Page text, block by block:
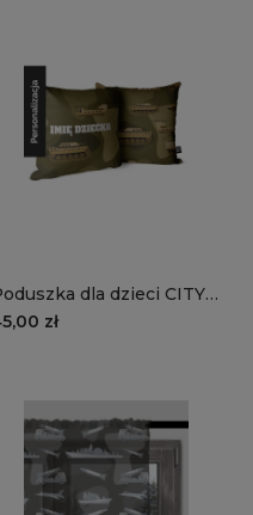
dla dzieci CITY
wzór D119 z imieniem
zł